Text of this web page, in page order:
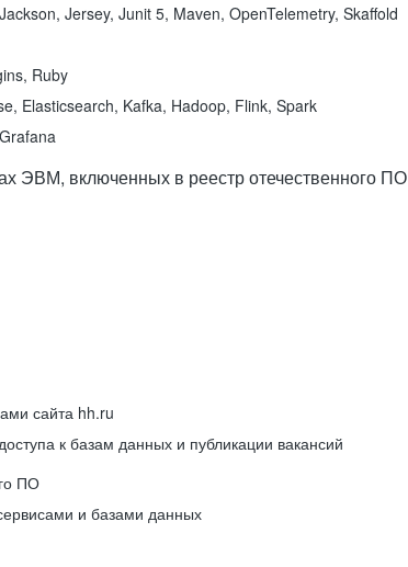
Jersey, Junit 5, Maven, OpenTelemetry, Skaffold
Ruby
Elasticsearch, Kafka, Hadoop, Flink, Spark
ЭВМ, включенных в реестр отечественного ПО
сайта hh.ru
к базам данных и публикации вакансий
ПО
и базами данных